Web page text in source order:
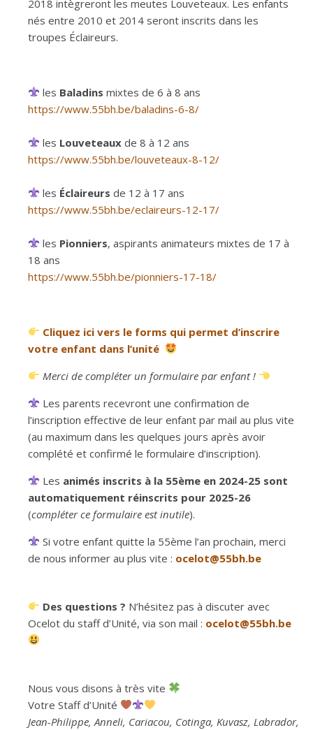
2018 intègreront les meutes Louveteaux. Les enfants
nés entre 2010 et 2014 seront inscrits dans les
troupes Éclaireurs.
les Baladins mixtes de 6 à 8 ans
https://www.55bh.be/baladins-6-8/
les Louveteaux de 8 à 12 ans
https://www.55bh.be/louveteaux-8-12/
les Éclaireurs de 12 à 17 ans
https://www.55bh.be/eclaireurs-12-17/
les Pionniers, aspirants animateurs mixtes de 17 à
18 ans
https://www.55bh.be/pionniers-17-18/
Cliquez ici vers le forms qui permet d’inscrire
votre enfant dans l’unité
Merci de compléter un formulaire par enfant !
Les parents recevront une confirmation de
l’inscription effective de leur enfant par mail au plus vite
(au maximum dans les quelques jours après avoir
complété et confirmé le formulaire d’inscription).
Les animés inscrits à la 55ème en 2024-25 sont
automatiquement réinscrits pour 2025-26
(compléter ce formulaire est inutile).
Si votre enfant quitte la 55ème l’an prochain, merci
de nous informer au plus vite : ocelot@55bh.be
Des questions ? N’hésitez pas à discuter avec
Ocelot du staff d’Unité, via son mail : ocelot@55bh.be
Nous vous disons à très vite
Votre Staff d’Unité
Jean-Philippe, Anneli, Cariacou, Cotinga, Kuvasz, Labrador,